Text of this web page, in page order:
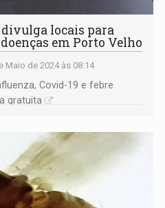
divulga locais para
em Porto Velho
Maio de 2024 às 08:14
Covid-19 e febre
gratuita